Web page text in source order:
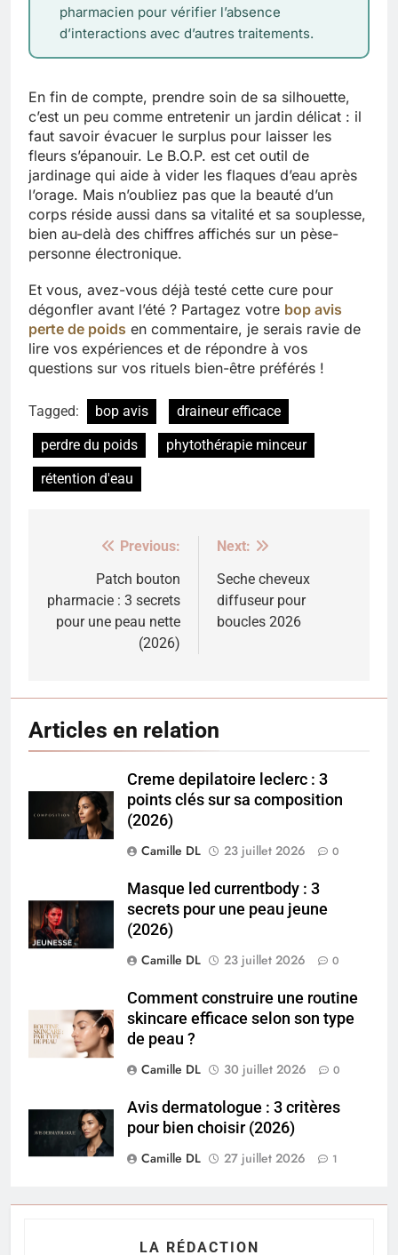
pharmacien pour vérifier l’absence
d’interactions avec d’autres traitements.
En fin de compte, prendre soin de sa silhouette,
c’est un peu comme entretenir un jardin délicat : il
faut savoir évacuer le surplus pour laisser les
fleurs s’épanouir. Le B.O.P. est cet outil de
jardinage qui aide à vider les flaques d’eau après
l’orage. Mais n’oubliez pas que la beauté d’un
corps réside aussi dans sa vitalité et sa souplesse,
bien au-delà des chiffres affichés sur un pèse-
personne électronique.
Et vous, avez-vous déjà testé cette cure pour
dégonfler avant l’été ? Partagez votre bop avis
perte de poids en commentaire, je serais ravie de
lire vos expériences et de répondre à vos
questions sur vos rituels bien-être préférés !
Tagged: bop avis
draineur efficace
perdre du poids
phytothérapie minceur
rétention d'eau
Navigation
l’article
Previous:
Patch bouton
pharmacie : 3 secrets
pour une peau nette
(2026)
Next:
Seche cheveux
diffuseur pour
boucles 2026
Articles en relation
Creme depilatoire leclerc : 3
points clés sur sa composition
(2026)
Camille DL
23 juillet 2026 0
Masque led currentbody : 3
secrets pour une peau jeune
(2026)
Camille DL
23 juillet 2026 0
Comment construire une routine
skincare efficace selon son type
de peau ?
Camille DL
30 juillet 2026 0
Avis dermatologue : 3 critères
pour bien choisir (2026)
Camille DL
27 juillet 2026 1
LA RÉDACTION